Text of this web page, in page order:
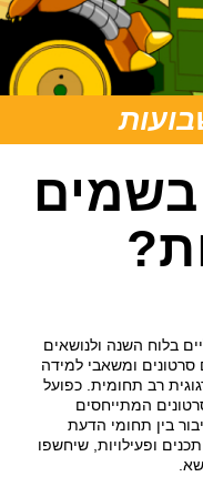
בלוח השנה ולנושאים
סרטונים ומשאבי למידה
רב תחומית. כפועל
המתייחסים
בין תחומי הדעת
ופעילויות, שיחשפו